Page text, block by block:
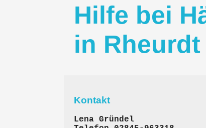
Hilfe bei
in Rheurdt
Kontakt
Lena Gründel